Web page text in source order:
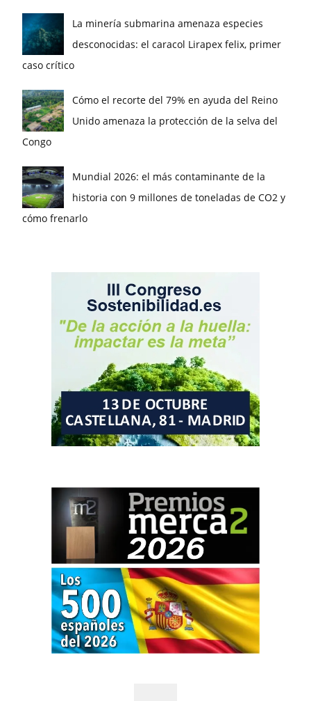
La minería submarina amenaza especies
desconocidas: el caracol Lirapex felix, primer
caso crítico
Cómo el recorte del 79% en ayuda del Reino
Unido amenaza la protección de la selva del
Congo
Mundial 2026: el más contaminante de la
historia con 9 millones de toneladas de CO2 y
cómo frenarlo